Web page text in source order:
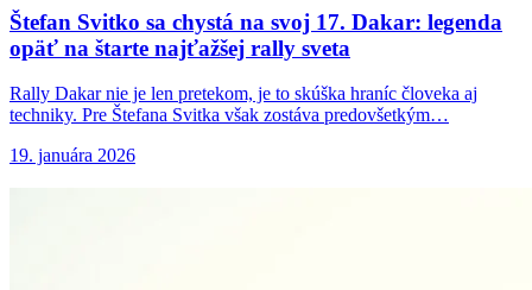
Štefan Svitko sa chystá na svoj 17. Dakar: legenda
opäť na štarte najťažšej rally sveta
Rally Dakar nie je len pretekom, je to skúška hraníc človeka aj
techniky. Pre Štefana Svitka však zostáva predovšetkým…
19. januára 2026